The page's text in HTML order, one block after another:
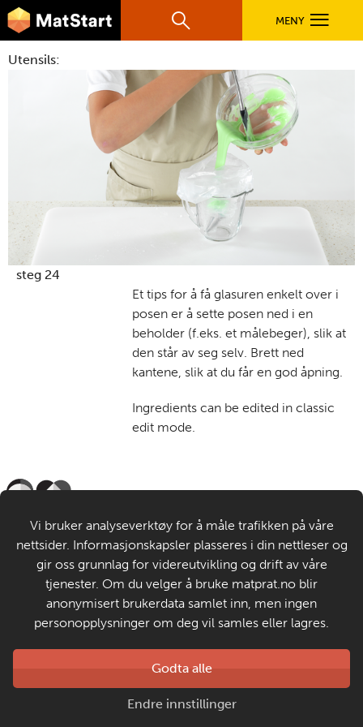
Hopp til hovedinnhold
hovednavigasjonsmobilversjon
MatStart
Søk MENY
OPPSKRIFTER
FØR DU STARTER
LÆR MER
TIL DE VOKSNE
Utensils:
steg 24
Et tips for å få glasuren enkelt over i
posen er å sette posen ned i en
beholder (f.eks. et målebeger), slik at
den står av seg selv. Brett ned
kantene, slik at du får en god åpning.
Ingredients can be edited in classic
edit mode.
Om MatStart
Kontakt oss
Personvern og informasjonskapsler
Laget av
Matprat
Vi bruker analyseverktøy for å måle trafikken på våre
nettsider. Informasjonskapsler plasseres i din nettleser og
gir oss grunnlag for videreutvikling og drift av våre
tjenester. Om du velger å bruke matprat.no blir
anonymisert brukerdata samlet inn, men ingen
personopplysninger om deg vil samles eller lagres.
Godta alle
Endre innstillinger